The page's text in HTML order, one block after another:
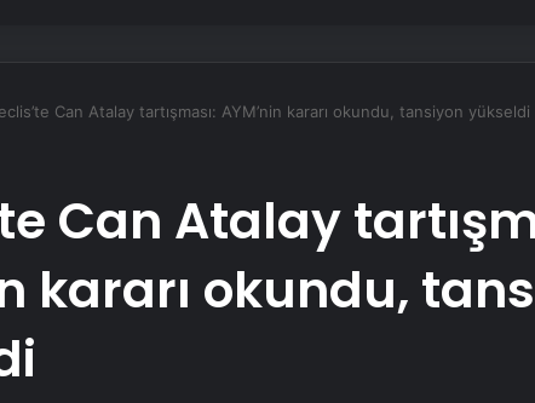
Can Atalay tartışması: AYM’nin kararı okundu, tansiyon yükseldi
Can Atalay
kararı okundu,